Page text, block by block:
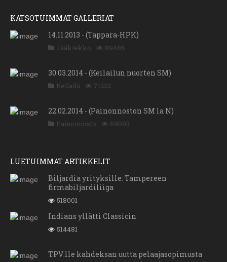
KATSOTUIMMAT GALLERIAT
14.11.2013 - (Tappara-HPK)
Jääkiekko 89486
30.03.2014 - (Keilailun nuorten SM)
Keilailu 71222
22.02.2014 - (Painonnoston SM la N)
Painonnosto 69093
LUETUIMMAT ARTIKKELIT
Biljardia yrityksille: Tampereen
firmabiljardiliiga
518001
Indians yllätti Classicin
514481
TPV:lle kahdeksan uutta pelaajasopimusta